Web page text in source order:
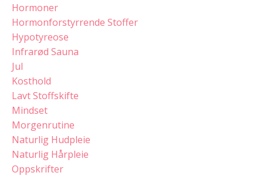
Hormoner
Hormonforstyrrende Stoffer
Hypotyreose
Infrarød Sauna
Jul
Kosthold
Lavt Stoffskifte
Mindset
Morgenrutine
Naturlig Hudpleie
Naturlig Hårpleie
Oppskrifter